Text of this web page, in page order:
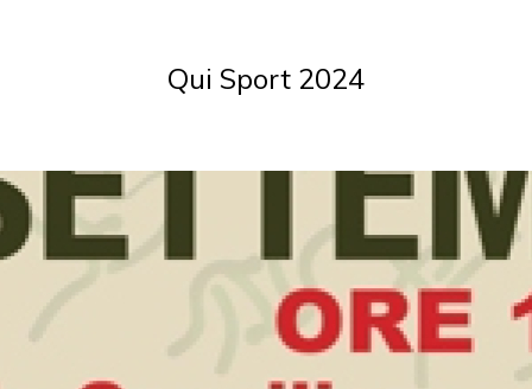
Qui Sport 2024